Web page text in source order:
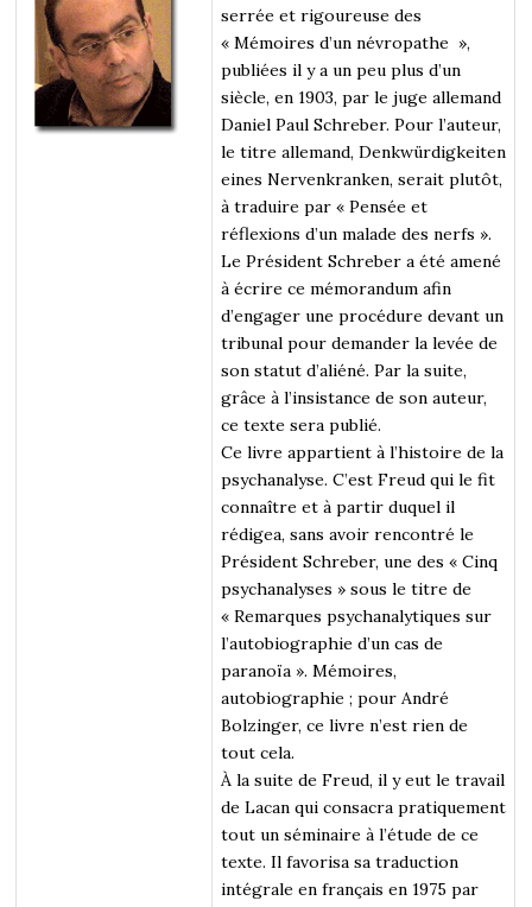
serrée et rigoureuse des
« Mémoires d’un névropathe »,
publiées il y a un peu plus d’un
siècle, en 1903, par le juge allemand
Daniel Paul Schreber. Pour l’auteur,
le titre allemand, Denkwürdigkeiten
eines Nervenkranken, serait plutôt,
à traduire par « Pensée et
réflexions d’un malade des nerfs ».
Le Président Schreber a été amené
à écrire ce mémorandum afin
d’engager une procédure devant un
tribunal pour demander la levée de
son statut d’aliéné. Par la suite,
grâce à l’insistance de son auteur,
ce texte sera publié.
Ce livre appartient à l’histoire de la
psychanalyse. C’est Freud qui le fit
connaître et à partir duquel il
rédigea, sans avoir rencontré le
Président Schreber, une des « Cinq
psychanalyses » sous le titre de
« Remarques psychanalytiques sur
l’autobiographie d’un cas de
paranoïa ». Mémoires,
autobiographie ; pour André
Bolzinger, ce livre n’est rien de
tout cela.
À la suite de Freud, il y eut le travail
de Lacan qui consacra pratiquement
tout un séminaire à l’étude de ce
texte. Il favorisa sa traduction
intégrale en français en 1975 par